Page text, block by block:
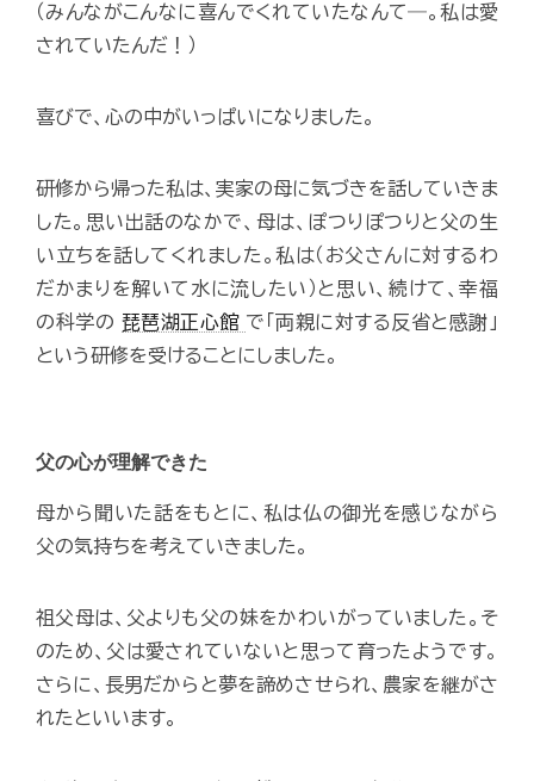
（みんながこんなに喜んでくれていたなんて―。私は愛
されていたんだ！）
喜びで、心の中がいっぱいになりました。
研修から帰った私は、実家の母に気づきを話していきま
した。思い出話のなかで、母は、ぽつりぽつりと父の生
い立ちを話してくれました。私は（お父さんに対するわ
だかまりを解いて水に流したい）と思い、続けて、幸福
の科学の 琵琶湖正心館 で「両親に対する反省と感謝」
という研修を受けることにしました。
父の心が理解できた
母から聞いた話をもとに、私は仏の御光を感じながら
父の気持ちを考えていきました。
祖父母は、父よりも父の妹をかわいがっていました。そ
のため、父は愛されていないと思って育ったようです。
さらに、長男だからと夢を諦めさせられ、農家を継がさ
れたといいます。